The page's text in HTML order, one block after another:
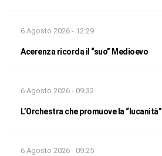
6 Agosto 2026 - 12:29
Acerenza ricorda il “suo” Medioevo
6 Agosto 2026 - 09:32
L’Orchestra che promuove la “lucanità”
6 Agosto 2026 - 09:25